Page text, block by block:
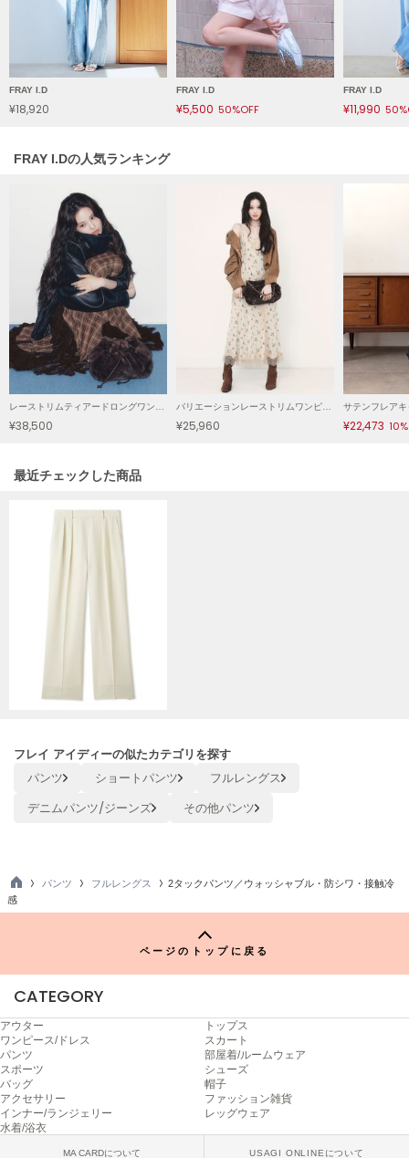
LILY BROWN Lingerie
リリーブラウンランジェリー
LITTLE UNION TOKYO
リトルユニオン トウキョウ
メイドオブオーガニクス
MICHU COQUETTE
ミチュ コケット
MIESROHE
ミースロエ
miies miim
ミーエスミーム
Mila Owen
ミラオーウェン
MOIGE
モワージュ
ミュシャ
NEW Balance
ニューバランス
ヌル
Onitsuka Tiger
オニツカ タイガー
オル
PATRICK
パトリック
Philly chocolate
フィリーチョコレート
FRAY I.D
¥18,920
FRAY I.D
¥5,500 50%OFF
FRAY I.D
¥11,990
FRAY I.Dの人気ランキング
¥38,500 ¥25,960 ¥22,473
関連記事
最近チェックした商品
フレイ アイディーの似たカテゴリを探す
パンツ ショートパンツ
フルレングス
デニムパンツ/ジーンズ
その他パンツ
TO
P
パンツ フルレングス
2タックパンツ／ウォッシャブル・防シワ・接触冷
感
ページのトップに戻る
CATEGORY
アウター
トップス
ワンピース/ドレス
スカート
パンツ
部屋着/ルームウェア
スポーツ
シューズ
バッグ
帽子
アクセサリー
ファッション雑貨
インナー/ランジェリー
レッグウェア
水着/浴衣
MA CARDについて USAGI ONLINEについて